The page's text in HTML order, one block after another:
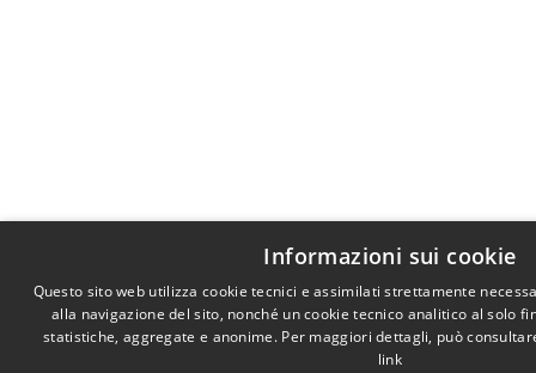
Informazioni sui cookie
Questo sito web utilizza cookie tecnici e assimilati strettamente
alla navigazione del sito, nonché un cookie tecnico analitico al solo
statistiche, aggregate e anonime. Per maggiori dettagli, può
link